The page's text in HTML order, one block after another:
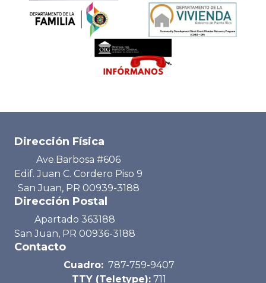
Dirección Física
Ave.Barbosa #606
Edif. Juan C. Cordero Piso 9
San Juan, PR 00939-3188
Dirección Postal
Apartado 363188
San Juan, PR 00936-3188
Contacto
Cuadro: 787-759-9407
TTY (Teletype): 711